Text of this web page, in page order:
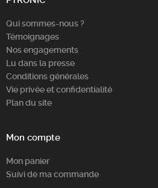
Qui sommes-nous ?
Témoignages
Nos engagements
Lu dans la presse
Conditions générales
Vie privée et confidentialité
Plan du site
Mon compte
Mon panier
Suivi de ma commande